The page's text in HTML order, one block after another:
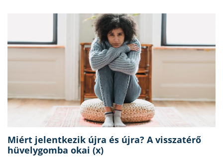
Miért jelentkezik újra és újra? A visszatérő
hüvelygomba okai (x)